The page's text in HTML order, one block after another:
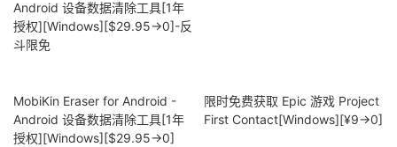
MobiKin Eraser for Android -
Android 设备数据清除工具[1年
授权][Windows][$29.95→0]
限时免费获取 Epic 游戏 Project
First Contact[Windows][¥9→0]